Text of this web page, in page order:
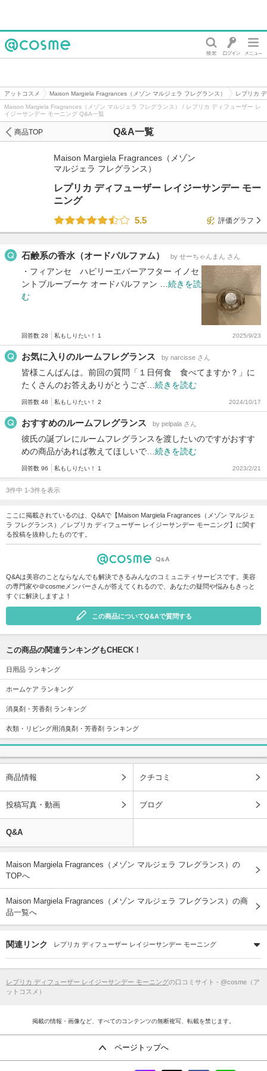
アットコスメ Maison Margiela Fragrances（メゾン マルジェラ フレグランス）
レプリカ
Maison Margiela Fragrances（メゾン マルジェラ フレグランス） / レプリカ ディフューザー レ
イジーサンデー モーニング Q&A一覧
Q&A一覧
商品TOP
Maison Margiela Fragrances（メゾン
マルジェラ フレグランス）
レプリカ ディフューザー レイジーサンデー モー
ニング
5.5
評価グラフ
石鹸系の香水（オードパルファム） by せーちゃんまん さん
・フィアンセ ハピリーエバーアフター イノセ
ントブルーブーケ オードパルファン … 続きを読
む
回答数 28 私もしりたい！ 1 2025/9/23
お気に入りのルームフレグランス by narcisse さん
皆様こんばんは。前回の質問「１日何食 食べてますか？」に
たくさんのお答えありがとうござ… 続きを読む
回答数 48 私もしりたい！ 2 2024/10/17
おすすめのルームフレグランス by pelpala さん
彼氏の誕プレにルームフレグランスを渡したいのですがおすす
めの商品があれば教えてほしいで… 続きを読む
回答数 96 私もしりたい！ 1 2023/2/21
3件中 1-3件を表示
ここに掲載されているのは、Q&Aで【Maison Margiela Fragrances（メゾン マルジェ
ラ フレグランス）／レプリカ ディフューザー レイジーサンデー モーニング】に関す
る投稿を抜粋したものです。
Q&Aは美容のことならなんでも解決できるみんなのコミュニティサービスです。美容
の専門家や＠cosmeメンバーさんが答えてくれるので、あなたの疑問や悩みもきっと
すぐに解決しますよ！
この商品についてQ&Aで質問する
この商品の関連ランキングもCHECK！
日用品 ランキング
ホームケア ランキング
消臭剤・芳香剤 ランキング
衣類・リビング用消臭剤・芳香剤 ランキング
商品情報 クチコミ
投稿写真・動画 ブログ
Q&A
Maison Margiela Fragrances（メゾン マルジェラ フレグランス）の
TOPへ
Maison Margiela Fragrances（メゾン マルジェラ フレグランス）の商
品一覧へ
関連リンク レプリカ ディフューザー レイジーサンデー モーニング
レプリカ ディフューザー レイジーサンデー モーニングの口コミサイト - @cosme（ア
ットコスメ）
掲載の情報・画像など、すべてのコンテンツの無断複写、転載を禁じます。
ページトップへ